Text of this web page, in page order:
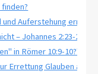
und Auferstehung
– Johannes 2:23-25
in Römer 10:9-10?"
Errettung Glauben an